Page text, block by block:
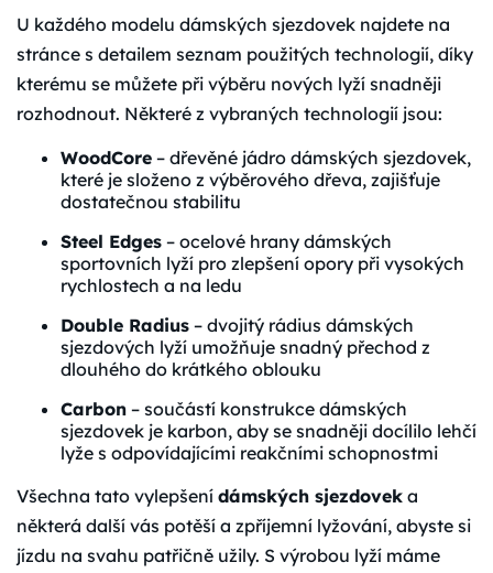
U každého modelu dámských sjezdovek najdete na
stránce s detailem seznam použitých technologií, díky
kterému se můžete při výběru nových lyží snadněji
rozhodnout. Některé z vybraných technologií jsou:
WoodCore – dřevěné jádro dámských sjezdovek,
které je složeno z výběrového dřeva, zajišťuje
dostatečnou stabilitu
Steel Edges – ocelové hrany dámských
sportovních lyží pro zlepšení opory při vysokých
rychlostech a na ledu
Double Radius – dvojitý rádius dámských
sjezdových lyží umožňuje snadný přechod z
dlouhého do krátkého oblouku
Carbon – součástí konstrukce dámských
sjezdovek je karbon, aby se snadněji docílilo lehčí
lyže s odpovídajícími reakčními schopnostmi
Všechna tato vylepšení dámských sjezdovek a
některá další vás potěší a zpříjemní lyžování, abyste si
jízdu na svahu patřičně užily. S výrobou lyží máme